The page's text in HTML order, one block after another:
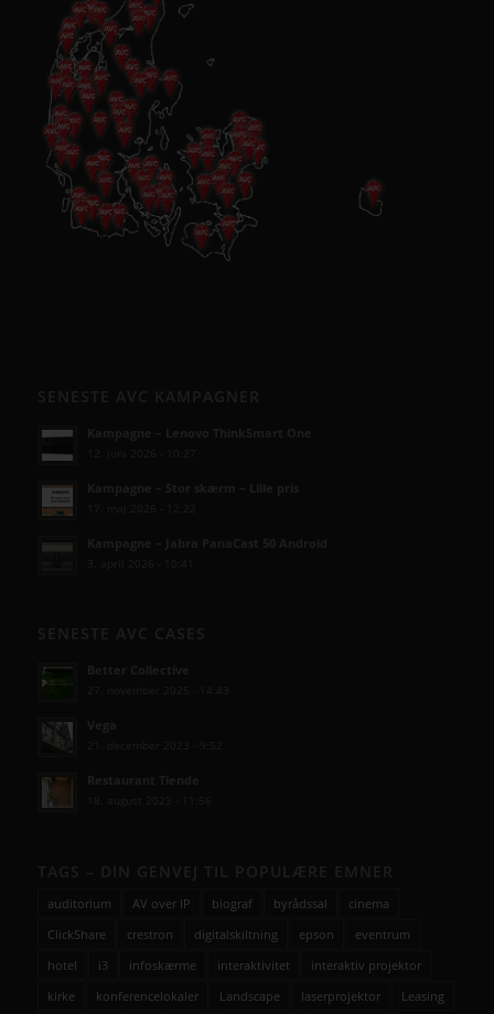
auditorium AV over IP biograf byrådssal
cinema
ClickShare
crestron digitalskiltning epson
eventrum
hotel
i3 infoskærme interaktivitet
interaktiv projektor
kirke
konferencelokaler Landscape laserprojektor
Leasing